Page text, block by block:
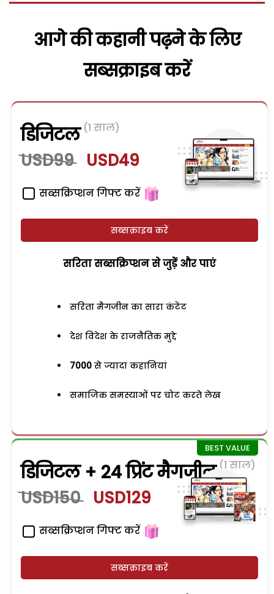
आगे की कहानी पढ़ने के लिए
सब्सक्राइब करें
डिजिटल (1 साल)
USD99 USD49
सब्सक्रिप्शन गिफ्ट करें
सब्सक्राइब करें
सरिता सब्सक्रिप्शन से जुड़ेें और पाएं
सरिता मैगजीन का सारा कंटेंट
देश विदेश के राजनैतिक मुद्दे
7000 से ज्यादा कहानियां
समाजिक समस्याओं पर चोट करते लेख
डिजिटल + 24 प्रिंट मैगजीन (1 साल)
USD150 USD129
सब्सक्रिप्शन गिफ्ट करें
सब्सक्राइब करें